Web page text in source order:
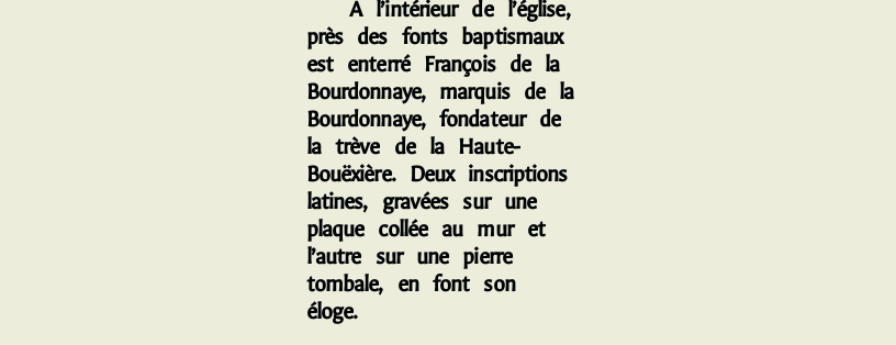
A l’intérieur de l’église,
près des fonts baptismaux
est enterré François de la
Bourdonnaye, marquis de la
Bourdonnaye, fondateur de
la trève de la Haute-
Bouëxière. Deux inscriptions
latines, gravées sur une
plaque collée au mur et
l’autre sur une pierre
tombale, en font son
éloge.